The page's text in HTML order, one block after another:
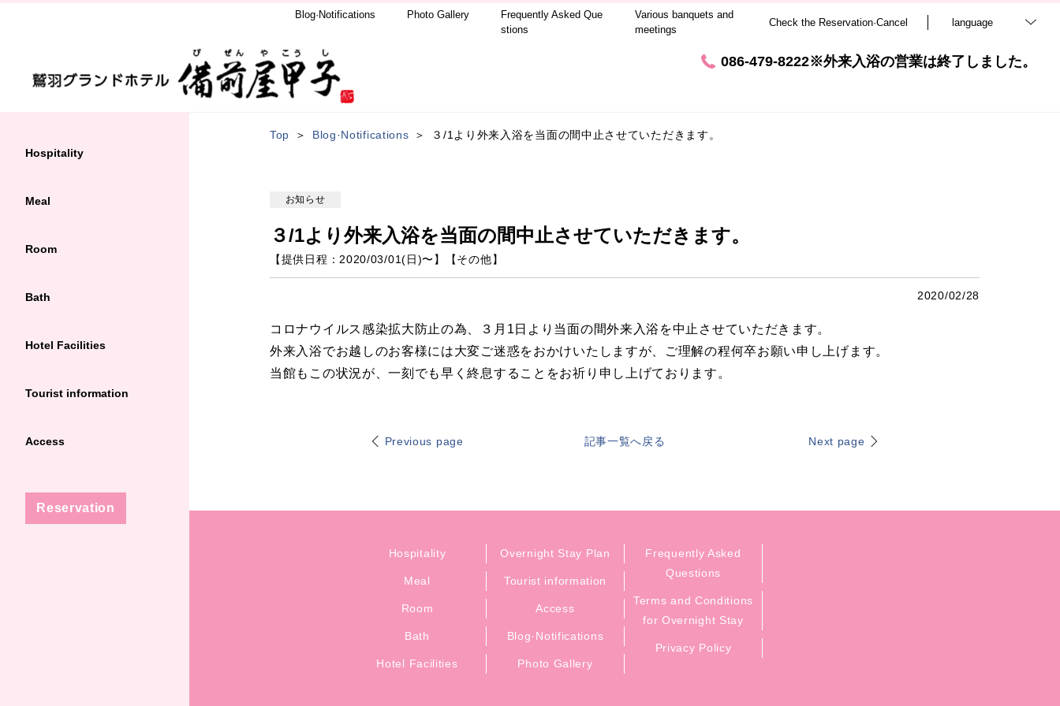
Blog·Notifications Photo Gallery
Frequently Asked Que
stions
Various banquets and
meetings
Check the Reservation·Cancel language
086-479-8222※外来入浴の営業は終了しました。
Hospitality
Meal
Room
Bath
Hotel Facilities
Tourist information
Access
Reservation
Top Blog·Notifications ３/1より外来入浴を当面の間中止させていただきます。
お知らせ
３/1より外来入浴を当面の間中止させていただきます。
【提供日程： 2020/03/01(日)〜】 【その他】
2020/02/28
コロナウイルス感染拡大防止の為、３月1日より当面の間外来入浴を中止させていただきます。
外来入浴でお越しのお客様には大変ご迷惑をおかけいたしますが、ご理解の程何卒お願い申し上げます。
当館もこの状況が、一刻でも早く終息することをお祈り申し上げております。
Previous page 記事一覧へ戻る Next page
Hospitality
Meal
Room
Bath
Hotel Facilities
Overnight Stay Plan
Tourist information
Access
Blog·Notifications
Photo Gallery
Frequently Asked
Questions
Terms and Conditions
for Overnight Stay
Privacy Policy